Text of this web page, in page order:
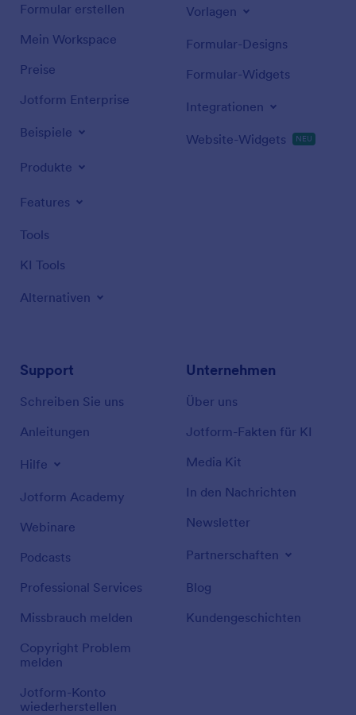
Formular erstellen
Mein Workspace
Preise
Jotform Enterprise
Beispiele
Produkte
Features
Tools
KI Tools
Alternativen
Vorlagen
Formular-Designs
Formular-Widgets
Integrationen
Website-Widgets NEU
Support
Schreiben Sie uns
Anleitungen
Hilfe
Jotform Academy
Webinare
Podcasts
Professional Services
Missbrauch melden
Copyright Problem
melden
Jotform-Konto
wiederherstellen
Unternehmen
Über uns
Jotform-Fakten für KI
Media Kit
In den Nachrichten
Newsletter
Partnerschaften
Blog
Kundengeschichten